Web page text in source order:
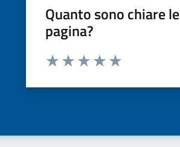
Quanto sono chiare
pagina?
Valuta da 1 a 5 stelle la pagina